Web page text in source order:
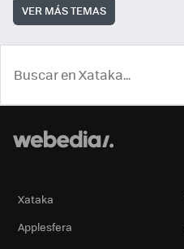
VER MÁS TEMAS
Xataka
Applesfera